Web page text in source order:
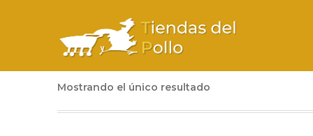
Mostrando el único resultado